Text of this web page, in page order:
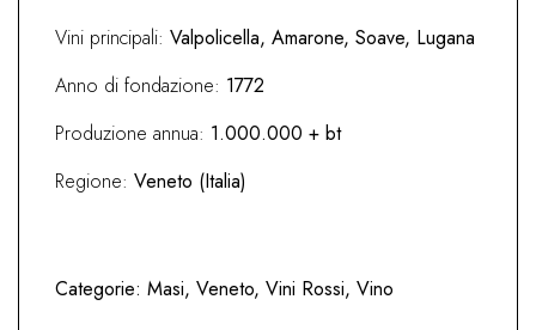
Vini principali: Valpolicella, Amarone, Soave, Lugana
Anno di fondazione: 1772
Produzione annua: 1.000.000 + bt
Regione: Veneto (Italia)
Categorie: Masi, Veneto, Vini Rossi, Vino